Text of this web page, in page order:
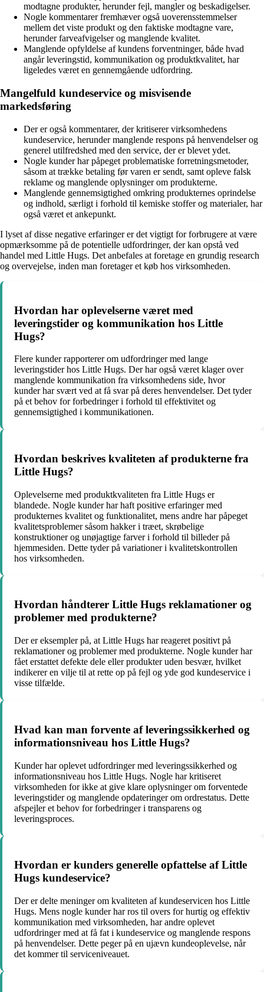
modtagne produkter, herunder fejl, mangler og beskadigelser.
Nogle kommentarer fremhæver også uoverensstemmelser
mellem det viste produkt og den faktiske modtagne vare,
herunder farveafvigelser og manglende kvalitet.
Manglende opfyldelse af kundens forventninger, både hvad
angår leveringstid, kommunikation og produktkvalitet, har
ligeledes været en gennemgående udfordring.
Mangelfuld kundeservice og misvisende
markedsføring
Der er også kommentarer, der kritiserer virksomhedens
kundeservice, herunder manglende respons på henvendelser og
generel utilfredshed med den service, der er blevet ydet.
Nogle kunder har påpeget problematiske forretningsmetoder,
såsom at trække betaling før varen er sendt, samt opleve falsk
reklame og manglende oplysninger om produkterne.
Manglende gennemsigtighed omkring produkternes oprindelse
og indhold, særligt i forhold til kemiske stoffer og materialer, har
også været et ankepunkt.
I lyset af disse negative erfaringer er det vigtigt for forbrugere at være
opmærksomme på de potentielle udfordringer, der kan opstå ved
handel med Little Hugs. Det anbefales at foretage en grundig research
og overvejelse, inden man foretager et køb hos virksomheden.
Hvordan har oplevelserne været med
leveringstider og kommunikation hos Little
Hugs?
Flere kunder rapporterer om udfordringer med lange
leveringstider hos Little Hugs. Der har også været klager over
manglende kommunikation fra virksomhedens side, hvor
kunder har svært ved at få svar på deres henvendelser. Det tyder
på et behov for forbedringer i forhold til effektivitet og
gennemsigtighed i kommunikationen.
Hvordan beskrives kvaliteten af produkterne fra
Little Hugs?
Oplevelserne med produktkvaliteten fra Little Hugs er
blandede. Nogle kunder har haft positive erfaringer med
produkternes kvalitet og funktionalitet, mens andre har påpeget
kvalitetsproblemer såsom hakker i træet, skrøbelige
konstruktioner og unøjagtige farver i forhold til billeder på
hjemmesiden. Dette tyder på variationer i kvalitetskontrollen
hos virksomheden.
Hvordan håndterer Little Hugs reklamationer og
problemer med produkterne?
Der er eksempler på, at Little Hugs har reageret positivt på
reklamationer og problemer med produkterne. Nogle kunder har
fået erstattet defekte dele eller produkter uden besvær, hvilket
indikerer en vilje til at rette op på fejl og yde god kundeservice i
visse tilfælde.
Hvad kan man forvente af leveringssikkerhed og
informationsniveau hos Little Hugs?
Kunder har oplevet udfordringer med leveringssikkerhed og
informationsniveau hos Little Hugs. Nogle har kritiseret
virksomheden for ikke at give klare oplysninger om forventede
leveringstider og manglende opdateringer om ordrestatus. Dette
afspejler et behov for forbedringer i transparens og
leveringsproces.
Hvordan er kunders generelle opfattelse af Little
Hugs kundeservice?
Der er delte meninger om kvaliteten af kundeservicen hos Little
Hugs. Mens nogle kunder har ros til overs for hurtig og effektiv
kommunikation med virksomheden, har andre oplevet
udfordringer med at få fat i kundeservice og manglende respons
på henvendelser. Dette peger på en ujævn kundeoplevelse, når
det kommer til serviceniveauet.